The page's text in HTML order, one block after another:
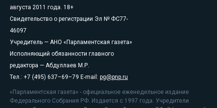
августа 2011 года. 18+
Свидетельство о регистрации Эл № ФС77-
46097
Учредитель — АНО «Парламентская газета»
Исполняющий обязанности главного
редактора — Абдуллаев М.Р.
Тел.: +7 (495) 637–69–79 E-mail: pg@pnp.ru
«Парламентская газета» - официальное еженедельное издание
Федерального Собрания РФ. Издается с 1997 года. Учредители